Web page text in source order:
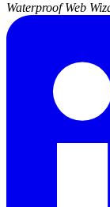
Waterproof Web